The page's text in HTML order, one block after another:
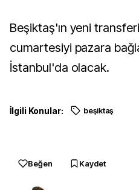
Beşiktaş'ın yeni
cumartesiyi pazara
İstanbul'da olacak.
İlgili Konular: beşiktaş
Beğen Kaydet